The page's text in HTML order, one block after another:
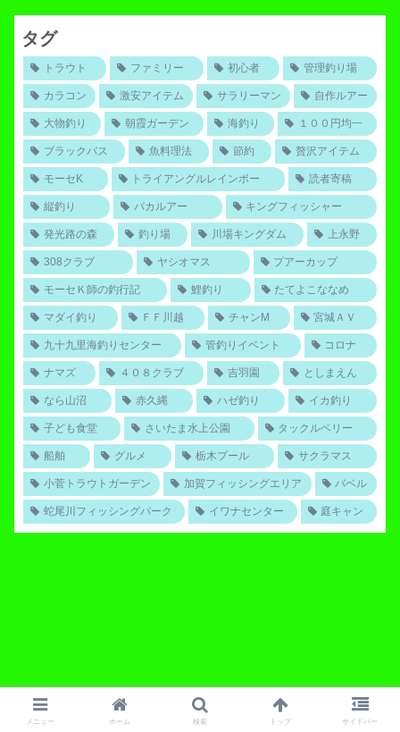
タグ
トラウト ファミリー 初心者 管理釣り場
カラコン 激安アイテム サラリーマン 自作ルアー
大物釣り 朝霞ガーデン 海釣り １００円均一
ブラックバス 魚料理法 節約 贅沢アイテム
モーセK トライアングルレインボー 読者寄稿
縦釣り バカルアー キングフィッシャー
発光路の森 釣り場 川場キングダム 上永野
308クラブ ヤシオマス プアーカップ
モーセＫ師の釣行記 鯉釣り たてよこななめ
マダイ釣り ＦＦ川越 チャンM 宮城ＡＶ
九十九里海釣りセンター 管釣りイベント コロナ
ナマズ ４０８クラブ 吉羽園 としまえん
なら山沼 赤久縄 ハゼ釣り イカ釣り
子ども食堂 さいたま水上公園 タックルベリー
船舶 グルメ 栃木プール サクラマス
小菅トラウトガーデン 加賀フィッシングエリア バベル
蛇尾川フィッシングパーク イワナセンター 庭キャン
メニュー ホーム 検索 トップ サイドバー